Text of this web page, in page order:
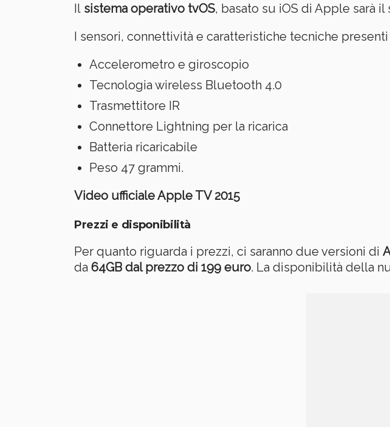
Il sistema operativo tvOS, basato su iOS di Apple sarà
I sensori, connettività e caratteristiche tecniche
Accelerometro e giroscopio
Tecnologia wireless Bluetooth 4.0
Trasmettitore IR
Connettore Lightning per la ricarica
Batteria ricaricabile
Peso 47 grammi.
Video ufficiale Apple TV 2015
Prezzi e disponibilità
Per quanto riguarda i prezzi, ci saranno due versioni di
da 64GB dal prezzo di 199 euro. La disponibilità della